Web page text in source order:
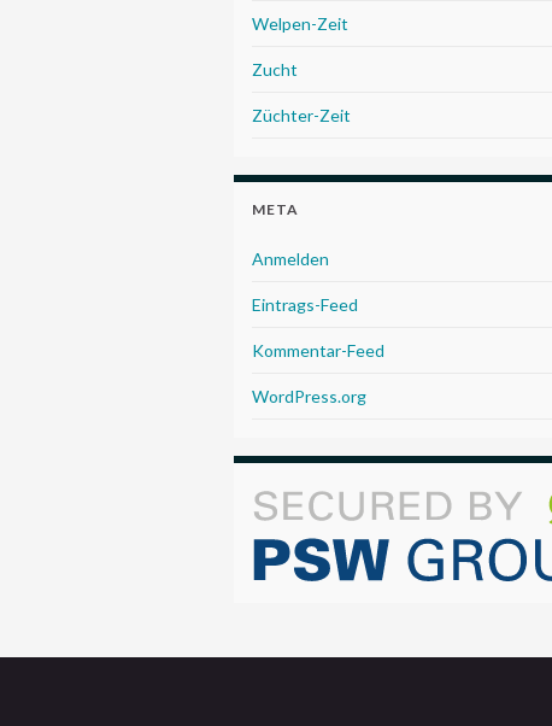
Welpen-Zeit
Zucht
Züchter-Zeit
META
Anmelden
Eintrags-Feed
Kommentar-Feed
WordPress.org